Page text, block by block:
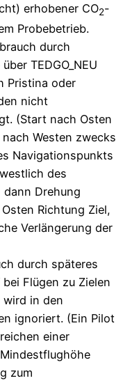
erhobener CO2-
Probebetrieb.
durch
TEDGO_NEU
Pristina oder
nicht
(Start nach Osten
Westen zwecks
Navigationspunkts
des
dann Drehung
Richtung Ziel,
Verlängerung der
durch späteres
bei Flügen zu Zielen
wird in den
ignoriert. (Ein Pilot
einer
zum